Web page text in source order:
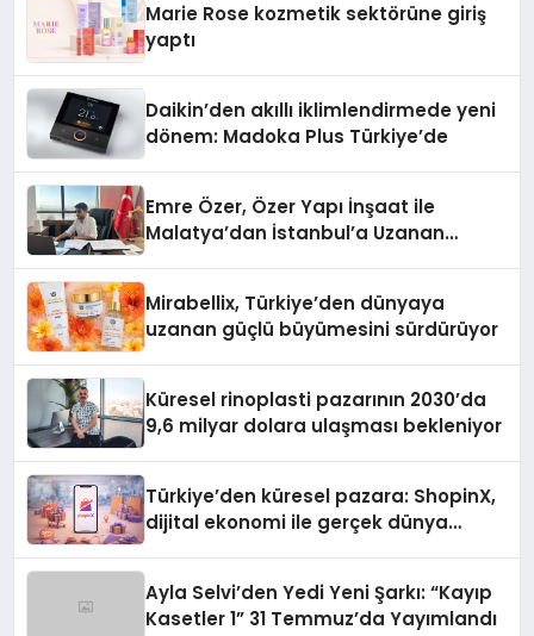
Marie Rose kozmetik sektörüne giriş
yaptı
Daikin’den akıllı iklimlendirmede yeni
dönem: Madoka Plus Türkiye’de
Emre Özer, Özer Yapı İnşaat ile
Malatya’dan İstanbul’a Uzanan
Mirabellix, Türkiye’den dünyaya
uzanan güçlü büyümesini sürdürüyor
Küresel rinoplasti pazarının 2030’da
9,6 milyar dolara ulaşması bekleniyor
Türkiye’den küresel pazara: ShopinX,
dijital ekonomi ile gerçek dünya
Ayla Selvi’den Yedi Yeni Şarkı: “Kayıp
Kasetler 1” 31 Temmuz’da Yayımlandı